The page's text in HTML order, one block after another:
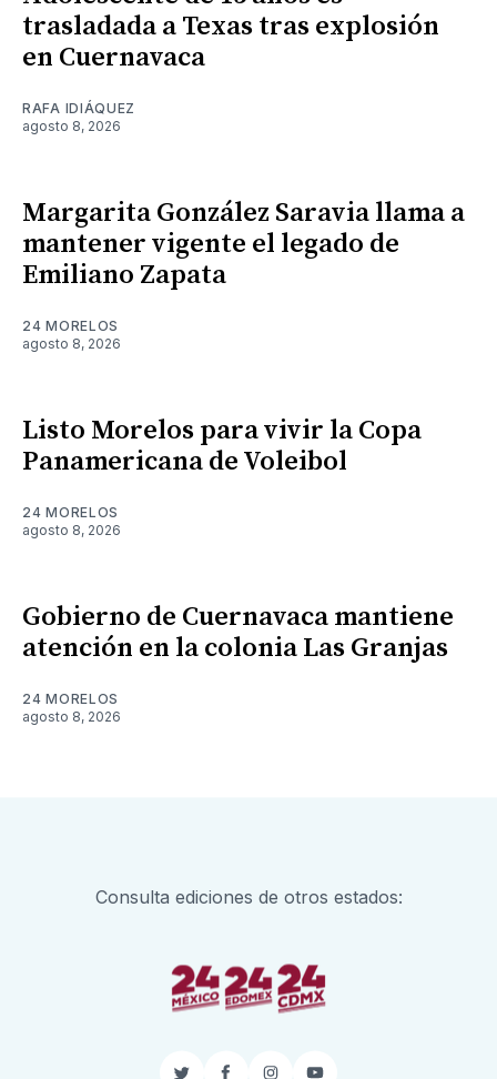
trasladada a Texas tras explosión
en Cuernavaca
RAFA IDIÁQUEZ
agosto 8, 2026
Margarita González Saravia llama a
mantener vigente el legado de
Emiliano Zapata
24 MORELOS
agosto 8, 2026
Listo Morelos para vivir la Copa
Panamericana de Voleibol
24 MORELOS
agosto 8, 2026
Gobierno de Cuernavaca mantiene
atención en la colonia Las Granjas
24 MORELOS
agosto 8, 2026
Consulta ediciones de otros estados: